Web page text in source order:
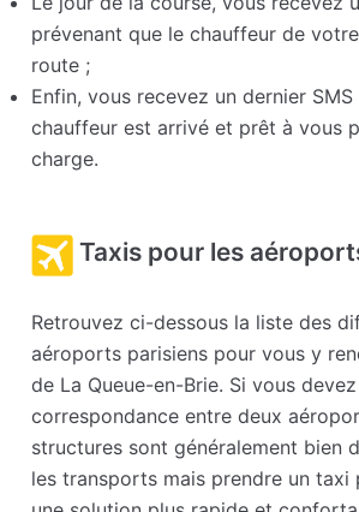
prévenant que le chauffeur de
route ;
Enfin, vous recevez un dernier
chauffeur est arrivé et prêt à vous
charge.
Taxis pour les
Retrouvez ci-dessous la liste des
aéroports parisiens pour vous y
de La Queue-en-Brie. Si vous
correspondance entre deux
structures sont généralement bien
les transports mais prendre un taxi